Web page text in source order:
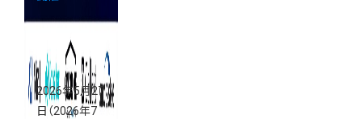
2026年5月27
日（2026年7